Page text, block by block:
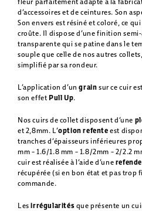
d’accessoires et de ceintures. Son
Son envers est résiné et coloré, ce
croûte. Il dispose d’une finition
transparente qui se patine dans le
souple que celle de nos autres
simplifié par sa rondeur.
L’application d’ungrain sur ce cuir
son effet Pull Up.
Nos cuirs de collet disposent d’une
et 2,8mm. L’option refente est
tranches d’épaisseurs inférieures
mm – 1.6/1.8 mm – 1.8/2mm – 2/2.2
cuir est réalisée à l’aide d’une
récupérée (si en bon état et pas trop
commande.
Lesirrégularités que présente un